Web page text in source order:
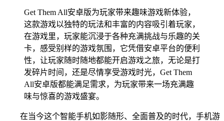
Get Them All安卓版为玩家带来趣味游戏新体验，
这款游戏以独特的玩法和丰富的内容吸引着玩家，
在游戏里，玩家能沉浸于各种充满挑战与乐趣的关
卡，感受别样的游戏氛围，它凭借安卓平台的便利
性，让玩家随时随地都能开启游戏之旅，无论是打
发碎片时间，还是尽情享受游戏时光，Get Them
All安卓版都能满足需求，为玩家带来一场充满趣
味与惊喜的游戏盛宴。
在当今这个智能手机如影随形、全面普及的时代，手机游